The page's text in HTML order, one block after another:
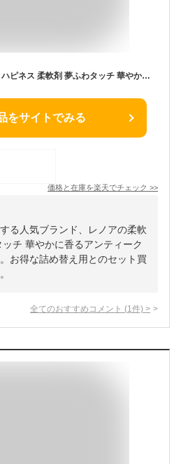
【10日限定 P10倍】レノア ハピネス 柔軟剤 夢ふわタッチ 華やかに香るアンティークローズ 本体 450ml 詰め替え 750ml セット 香り 持続 ふんわり 仕上げ 抗菌 効果 静電気 防止 洗濯 衣類 保護 消臭 柔らかさ 長時間 部屋干し オリジナルおしぼり付き
をサイトでみる
価格と在庫を楽天でチェック >>
る人気ブランド、レノアの柔軟
チ 華やかに香るアンティーク
お得な詰め替え用とのセット買
全てのおすすめコメント (1 件) >